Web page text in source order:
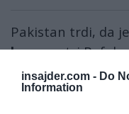
insajder.com - Do
Information
Pakistan trdi, da je
lovcev– tri Rafale,
29.